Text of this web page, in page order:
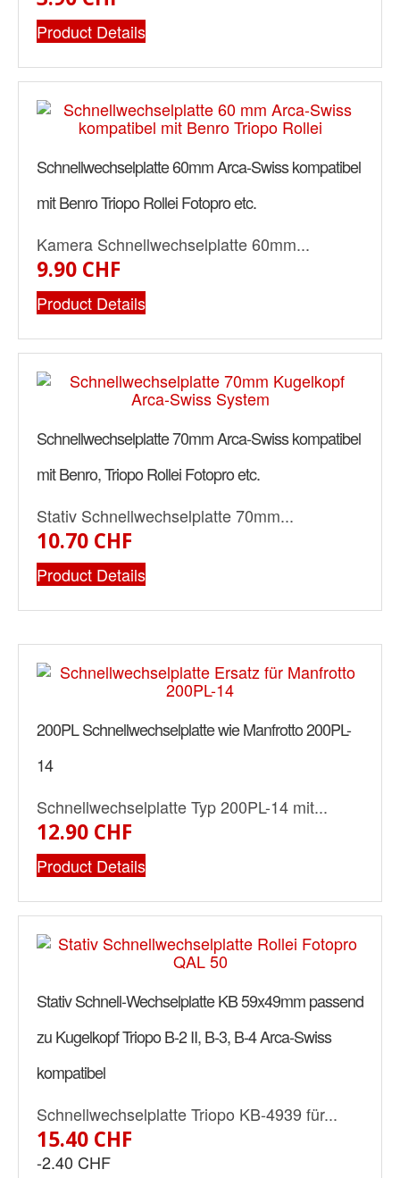
Product Details
Schnellwechselplatte 60mm Arca-Swiss kompatibel
mit Benro Triopo Rollei Fotopro etc.
Kamera Schnellwechselplatte 60mm...
9.90 CHF
Product Details
Schnellwechselplatte 70mm Arca-Swiss kompatibel
mit Benro, Triopo Rollei Fotopro etc.
Stativ Schnellwechselplatte 70mm...
10.70 CHF
Product Details
200PL Schnellwechselplatte wie Manfrotto 200PL-
14
Schnellwechselplatte Typ 200PL-14 mit...
12.90 CHF
Product Details
Stativ Schnell-Wechselplatte KB 59x49mm passend
zu Kugelkopf Triopo B-2 II, B-3, B-4 Arca-Swiss
kompatibel
Schnellwechselplatte Triopo KB-4939 für...
15.40 CHF
-2.40 CHF